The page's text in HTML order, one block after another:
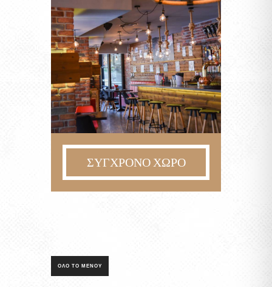
ΣΥΓΧΡΟΝΟ ΧΩΡΟ
ΟΛΟ ΤΟ ΜΕΝΟΥ